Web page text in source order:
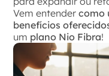
Vem entendercomo
benefícios
um plano Nio Fibra!